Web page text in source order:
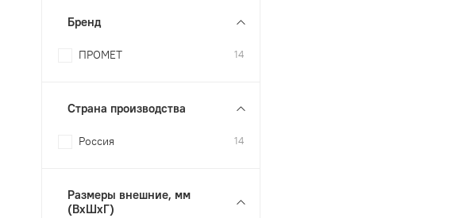
Бренд
ПРОМЕТ 14
Страна производства
Россия 14
Размеры внешние, мм
(ВхШхГ)